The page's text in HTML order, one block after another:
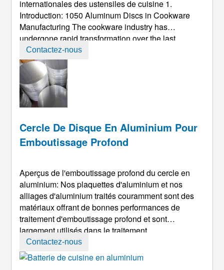
internationales des ustensiles de cuisine 1.
Introduction: 1050Aluminum Discs in Cookware
Manufacturing The cookware industry has
undergone rapid transformation over the last
decade, motivé par la demande croissante des
consommateurs pour des produits économes en
énergie, durable, et des ustensiles de cuisine
esthétiques. Parmi les matériaux utilisés, 1050 les
disques en aluminium sont devenus indispensables
...
Contactez-nous
Cercle De Disque En Aluminium Pour
Emboutissage Profond
Aperçus de l'emboutissage profond du cercle en
aluminium: Nos plaquettes d'aluminium et nos
alliages d'aluminium traités couramment sont des
matériaux offrant de bonnes performances de
traitement d'emboutissage profond et sont
largement utilisés dans le traitement
d'emboutissage profond.. Le traitement
d'emboutissage profond consiste simplement à
Contactez-nous